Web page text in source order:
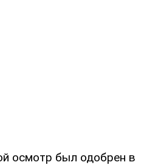
осмотр был одобрен в